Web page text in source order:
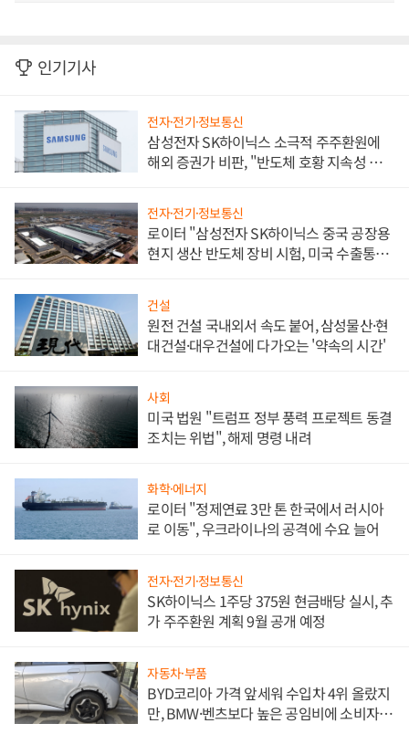
인기기사
전자·전기·정보통신
삼성전자 SK하이닉스 소극적 주주환원에
해외 증권가 비판, "반도체 호황 지속성 의
전자·전기·정보통신
로이터 "삼성전자 SK하이닉스 중국 공장용
현지 생산 반도체 장비 시험, 미국 수출통제
건설
원전 건설 국내외서 속도 붙어, 삼성물산·현
대건설·대우건설에 다가오는 '약속의 시간'
사회
미국 법원 "트럼프 정부 풍력 프로젝트 동결
조치는 위법", 해제 명령 내려
화학·에너지
로이터 "정제연료 3만 톤 한국에서 러시아
로 이동", 우크라이나의 공격에 수요 늘어
전자·전기·정보통신
SK하이닉스 1주당 375원 현금배당 실시, 추
가 주주환원 계획 9월 공개 예정
자동차·부품
BYD코리아 가격 앞세워 수입차 4위 올랐지
만, BMW·벤츠보다 높은 공임비에 소비자